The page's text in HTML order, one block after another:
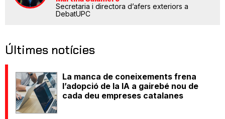
Secretaria i directora d’afers exteriors a
DebatUPC
Últimes notícies
La manca de coneixements frena
l’adopció de la IA a gairebé nou de
cada deu empreses catalanes